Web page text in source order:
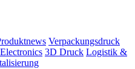
Verpackungsdruck
3D Druck Logistik &